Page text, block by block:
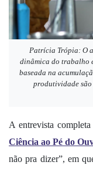
Patrícia Trópia: O
dinâmica do trabalho
baseada na
produtividade são
A entrevista
Ciência ao Pé do
não pra dizer”, em